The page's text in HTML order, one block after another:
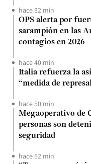
hace 32 min
OPS alerta por
sarampión en las
contagios en 2026
hace 40 min
Italia refuerza la
“medida de
hace 50 min
Megaoperativo de
personas son
seguridad
hace 52 min